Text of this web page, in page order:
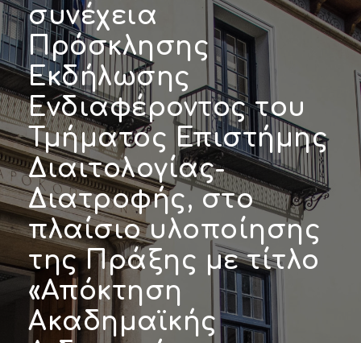
συνέχεια
Πρόσκλησης
Εκδήλωσης
Ενδιαφέροντος του
Τμήματος Επιστήμης
Διαιτολογίας-
Διατροφής, στο
πλαίσιο υλοποίησης
της Πράξης με τίτλο
«Απόκτηση
Ακαδημαϊκής